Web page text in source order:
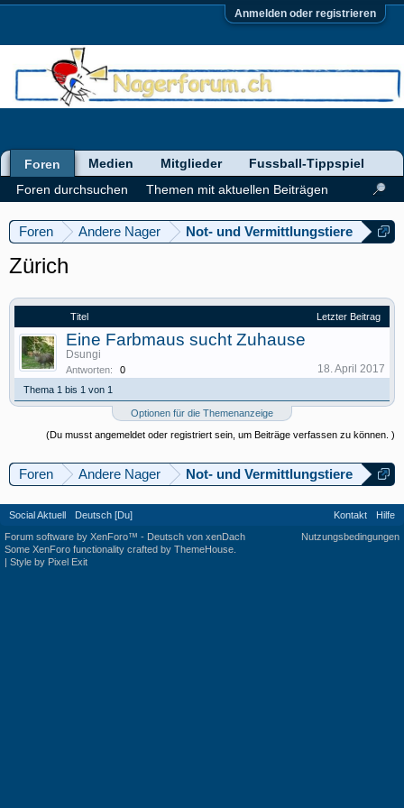
Anmelden oder registrieren
Foren Andere Nager Not- und Vermittlungstiere
Zürich
Titel Letzter Beitrag
Eine Farbmaus sucht Zuhause
Dsungi
Antworten: 0 18. April 2017
Thema 1 bis 1 von 1
Optionen für die Themenanzeige
(Du musst angemeldet oder registriert sein, um Beiträge verfassen zu können. )
Foren Andere Nager Not- und Vermittlungstiere
Foren
Foren durchsuchen
Themen mit aktuellen Beiträgen
Medien Mitglieder Fussball-Tippspiel
Social Aktuell Deutsch [Du] Kontakt
Hilfe
Nutzungsbedingungen
Forum software by XenForo™ - Deutsch von xenDach
Some XenForo functionality crafted by ThemeHouse
| Style by Pixel Exit